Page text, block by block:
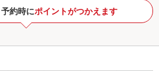
約時にポイントがつかえます